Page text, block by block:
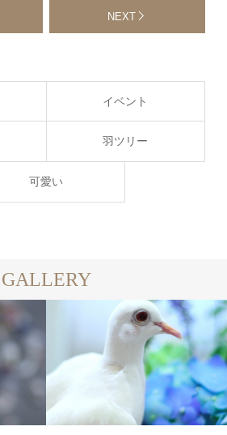
NEXT
イベント
羽ツリー
可愛い
GALLERY